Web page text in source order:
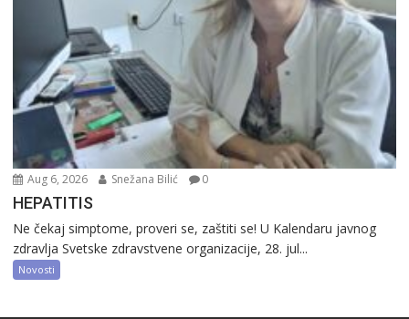
Aug 6, 2026 Snežana Bilić 0
HEPATITIS
Ne čekaj simptome, proveri se, zaštiti se! U Kalendaru javnog
zdravlja Svetske zdravstvene organizacije, 28. jul...
Novosti